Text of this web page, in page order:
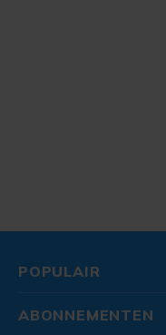
POPULAIR
ABONNEMENTEN